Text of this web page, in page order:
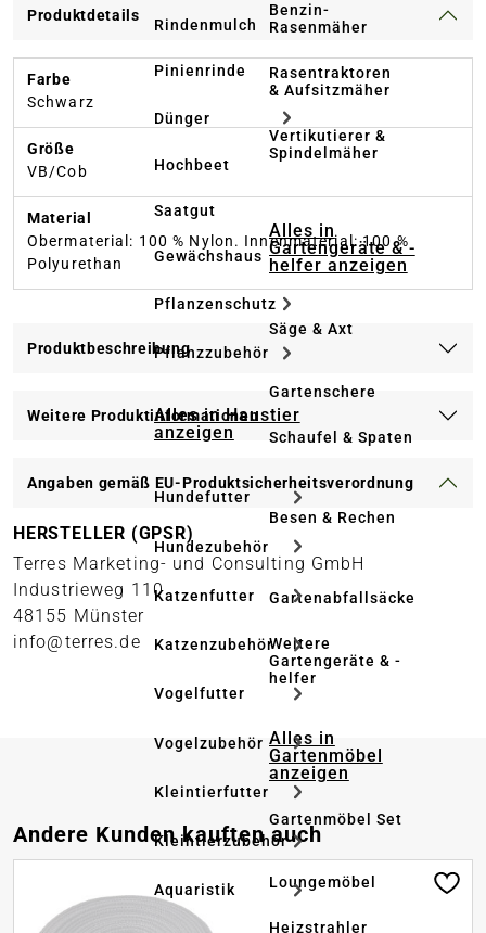
Rindenmulch
Pinienrinde
Dünger
Hochbeet
Saatgut
Gewächshaus
Pflanzenschutz
Pflanzzubehör
Alles in Haustier
anzeigen
Hundefutter
Hundezubehör
Katzenfutter
Katzenzubehör
Vogelfutter
Vogelzubehör
Kleintierfutter
Kleintierzubehör
Aquaristik
Benzin-
Rasenmäher
Rasentraktoren
& Aufsitzmäher
Vertikutierer &
Spindelmäher
Alles in
Gartengeräte & -
helfer anzeigen
Säge & Axt
Gartenschere
Schaufel & Spaten
Besen & Rechen
Gartenabfallsäcke
Weitere
Gartengeräte & -
helfer
Alles in
Gartenmöbel
anzeigen
Gartenmöbel Set
Loungemöbel
Heizstrahler
Produktdetails
Farbe
Schwarz
Größe
VB/Cob
Material
Obermaterial: 100 % Nylon. Innenmaterial: 100 %
Polyurethan
Produktbeschreibung
Weitere Produktinformationen
Angaben gemäß EU-Produktsicherheitsverordnung
HERSTELLER (GPSR)
Terres Marketing- und Consulting GmbH
Industrieweg 110
48155 Münster
info@terres.de
Produktgalerie überspringen
Andere Kunden kauften auch